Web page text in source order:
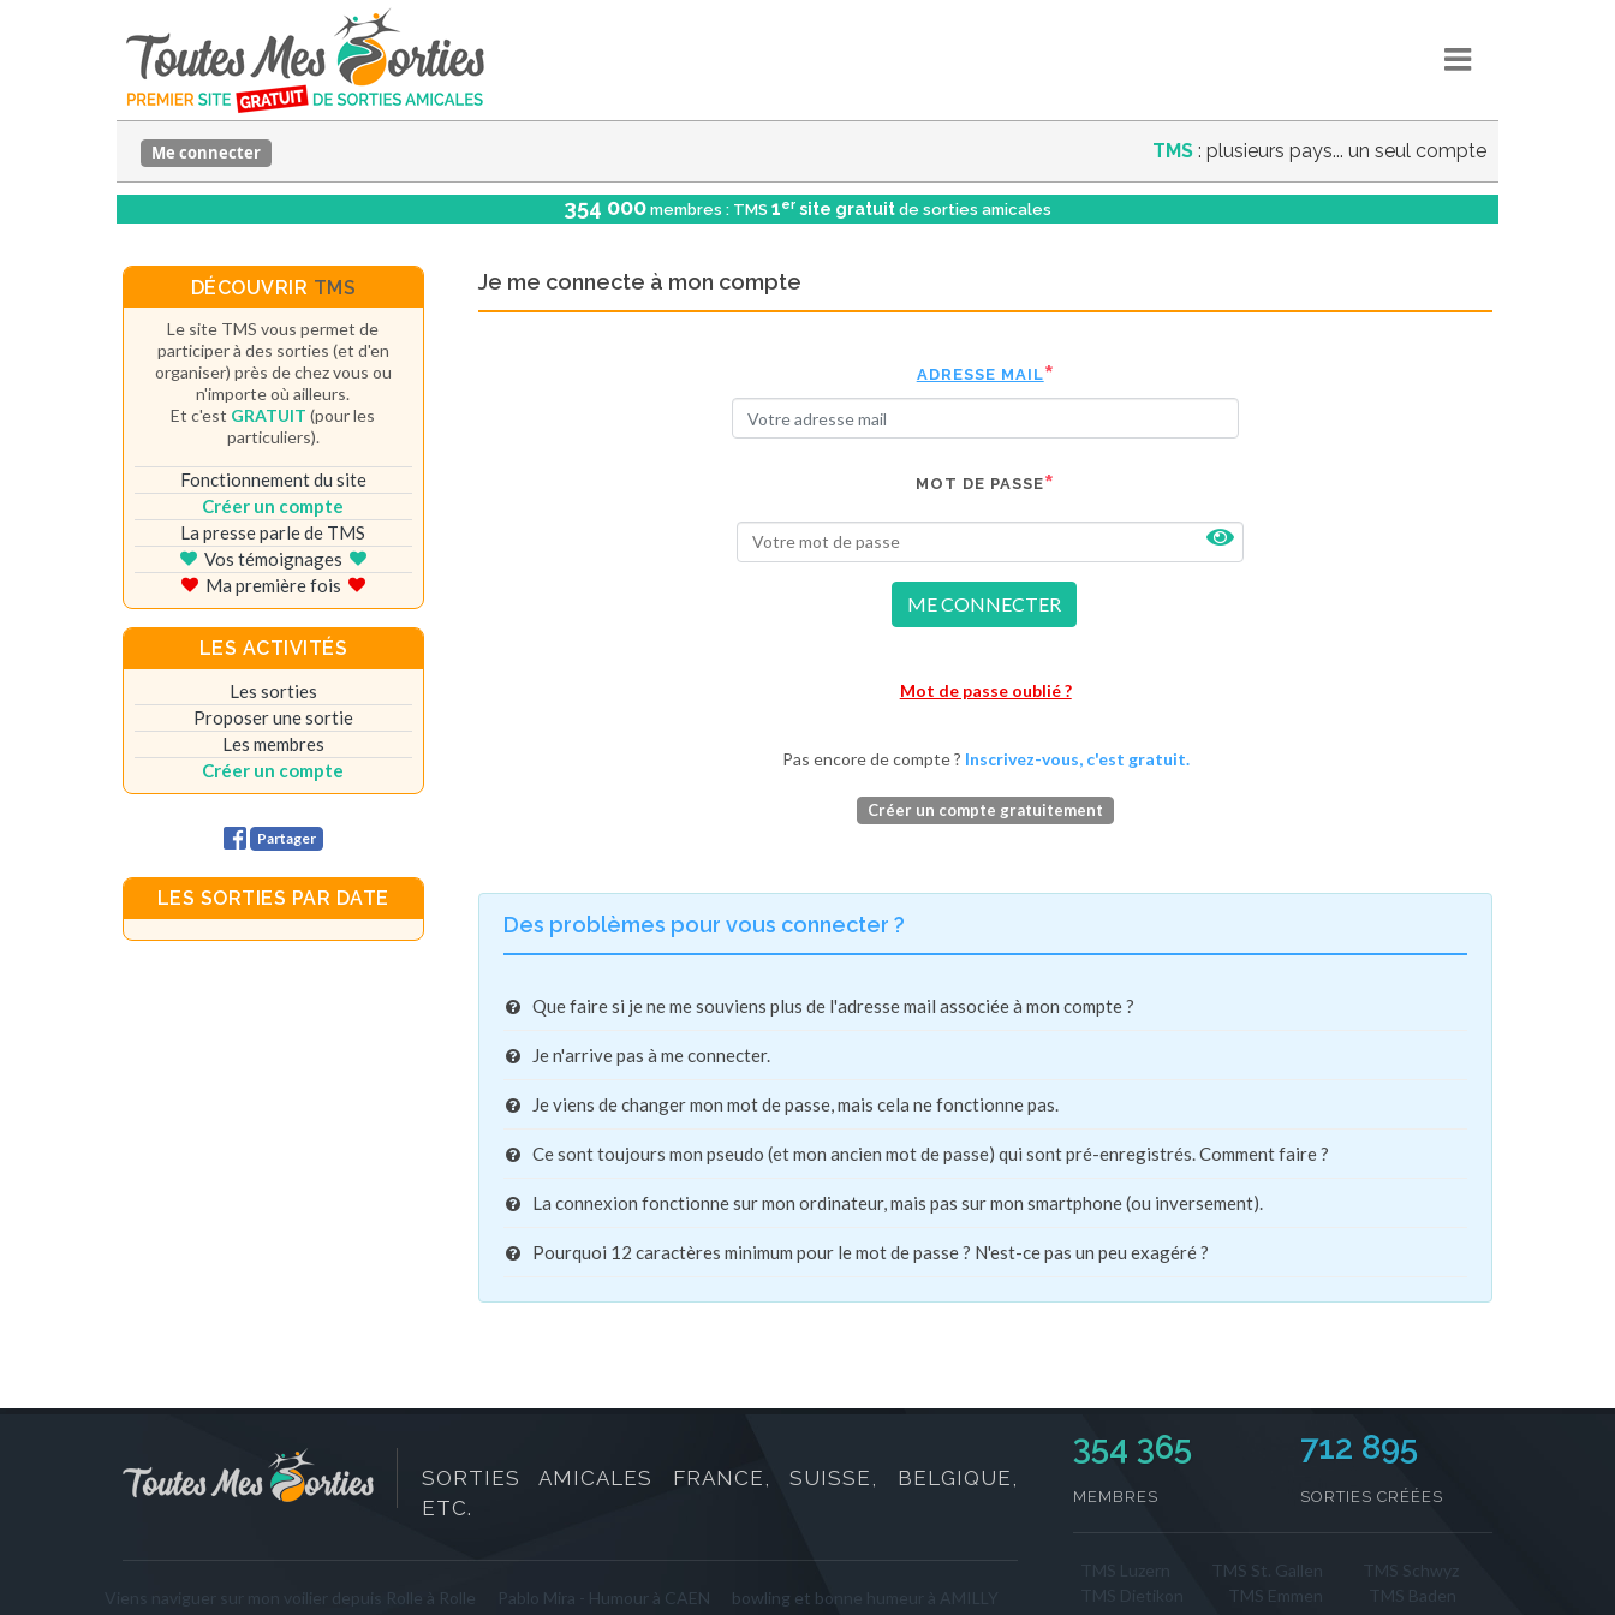
TMS : plusieurs pays... un seul compte
Me connecter
354 000 membres : TMS 1er site gratuit de sorties amicales
Je me connecte à mon compte
ADRESSE MAIL
MOT DE PASSE
ME CONNECTER
Mot de passe oublié ?
Pas encore de compte ? Inscrivez-vous, c'est gratuit.
Créer un compte gratuitement
Des problèmes pour vous connecter ?
Que faire si je ne me souviens plus de l'adresse mail associée à mon compte ?
Je n'arrive pas à me connecter.
Je viens de changer mon mot de passe, mais cela ne fonctionne pas.
Ce sont toujours mon pseudo (et mon ancien mot de passe) qui sont pré-enregistrés. Comment faire ?
La connexion fonctionne sur mon ordinateur, mais pas sur mon smartphone (ou inversement).
Pourquoi 12 caractères minimum pour le mot de passe ? N'est-ce pas un peu exagéré ?
DÉCOUVRIR TMS
Le site TMS vous permet de
participer à des sorties (et d'en
organiser) près de chez vous ou
n'importe où ailleurs.
Et c'est GRATUIT (pour les
particuliers).
Fonctionnement du site
Créer un compte
La presse parle de TMS
Vos témoignages
Ma première fois
LES ACTIVITÉS
Les sorties
Proposer une sortie
Les membres
Créer un compte
Partager
LES SORTIES PAR DATE
SORTIES AMICALES FRANCE, SUISSE, BELGIQUE,
ETC.
Viens naviguer sur mon voilier depuis Rolle à Rolle Pablo Mira - Humour à CAEN
bowling et bonne humeur à AMILLY
354 365
MEMBRES
712 895
SORTIES CRÉÉES
TMS St. Gallen
TMS Schwyz
TMS Emmen
TMS Baden